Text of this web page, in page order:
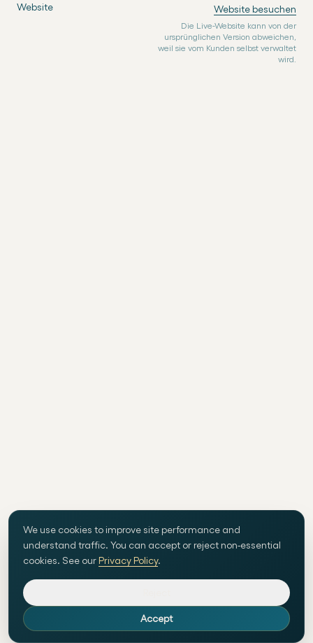
Website Website besuchen
Die Live-Website kann von der
ursprünglichen Version abweichen,
weil sie vom Kunden selbst verwaltet
wird.
We use cookies to improve site performance and
understand traffic. You can accept or reject non-essential
cookies. See our Privacy Policy.
Accept